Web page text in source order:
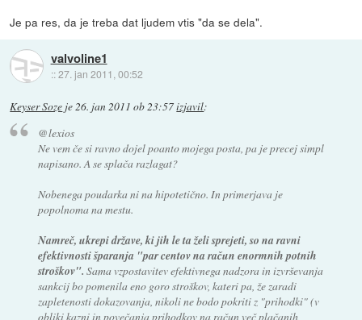
Je pa res, da je treba dat ljudem vtis "da se dela".
valvoline1
::27. jan 2011, 00:52
Keyser Soze je26. jan 2011 ob 23:57izjavil:
@lexios
Ne vem če si ravno dojel poanto mojega posta, pa je precej simpl
napisano. A se splača razlagat?
Nobenega poudarka ni na hipotetično. In primerjava je
popolnoma na mestu.
Namreč, ukrepi države, ki jih le ta želi sprejeti, so na ravni
efektivnosti šparanja "par centov na račun enormnih potnih
stroškov". Sama vzpostavitev efektivnega nadzora in izvrševanja
sankcij bo pomenila eno goro stroškov, kateri pa, že zaradi
zapletenosti dokazovanja, nikoli ne bodo pokriti z "prihodki" (v
obliki kazni in povečanja prihodkov na račun več plačanih